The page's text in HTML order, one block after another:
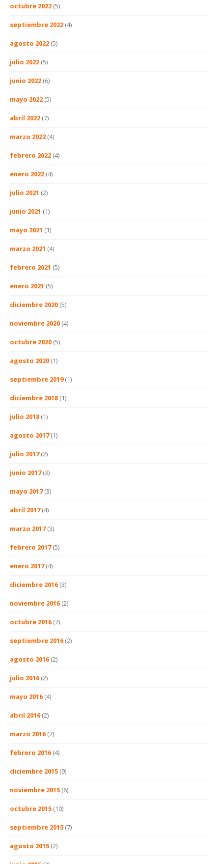
octubre 2022 (5)
septiembre 2022 (4)
agosto 2022 (5)
julio 2022 (5)
junio 2022 (6)
mayo 2022 (5)
abril 2022 (7)
marzo 2022 (4)
febrero 2022 (4)
enero 2022 (4)
julio 2021 (2)
junio 2021 (1)
mayo 2021 (1)
marzo 2021 (4)
febrero 2021 (5)
enero 2021 (5)
diciembre 2020 (5)
noviembre 2020 (4)
octubre 2020 (5)
agosto 2020 (1)
septiembre 2019(1)
diciembre 2018 (1)
julio 2018 (1)
agosto 2017(1)
julio 2017(2)
junio 2017(3)
mayo 2017(3)
abril 2017(4)
marzo 2017(3)
febrero 2017(5)
enero 2017(4)
diciembre 2016 (3)
noviembre 2016 (2)
octubre 2016 (7)
septiembre 2016 (2)
agosto 2016 (2)
julio 2016 (2)
mayo 2016 (4)
abril 2016 (2)
marzo 2016 (7)
febrero 2016 (4)
diciembre 2015 (9)
noviembre 2015 (6)
octubre 2015 (10)
septiembre 2015 (7)
agosto 2015 (2)